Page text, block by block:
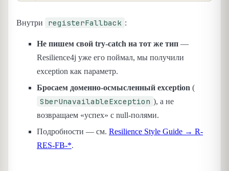
Внутри registerFallback :
Не пишем свой try-catch на тот же тип —
Resilience4j уже его поймал, мы получили
exception как параметр.
Бросаем доменно-осмысленный exception (
SberUnavailableException ), а не
возвращаем «успех» с null-полями.
Подробности — см. Resilience Style Guide → R-
RES-FB-*.